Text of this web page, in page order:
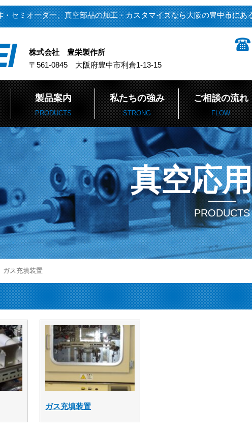
・セミオーダー、真空部品の加工・カスタマイズなら大阪の豊中市にあ
株式会社 豊栄製作所
〒561-0845 大阪府豊中市利倉1-13-15
製品案内
PRODUCTS
私たちの強み
STRONG
ご相談の流れ
FLOW
真空応
PRODUCTS
ガス充填装置
ガス充填装置